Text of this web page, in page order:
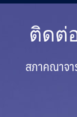
ติดต่
สภาคณาจา